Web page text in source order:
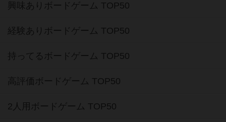
興味ありボードゲーム TOP50
経験ありボードゲーム TOP50
持ってるボードゲーム TOP50
高評価ボードゲーム TOP50
2人用ボードゲーム TOP50